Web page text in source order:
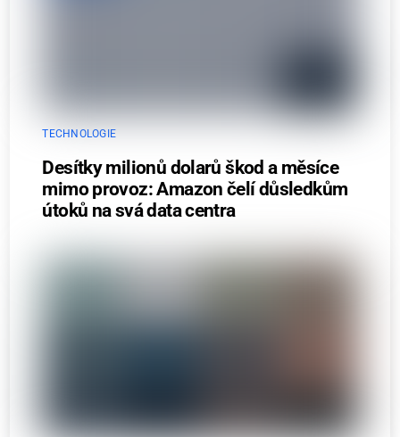
TECHNOLOGIE
Desítky milionů dolarů škod a měsíce
mimo provoz: Amazon čelí důsledkům
útoků na svá data centra